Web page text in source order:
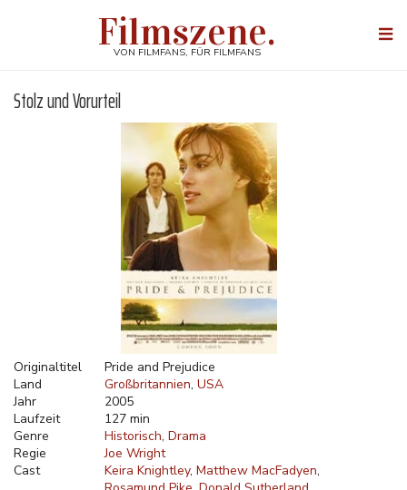
Filmszene.
VON FILMFANS, FÜR FILMFANS
Stolz und Vorurteil
Originaltitel
Pride and Prejudice
Land
Großbritannien USA
Jahr
2005
Laufzeit
127 min
Genre
Historisch Drama
Regie
Joe Wright
Cast
Keira Knightley Matthew MacFadyen